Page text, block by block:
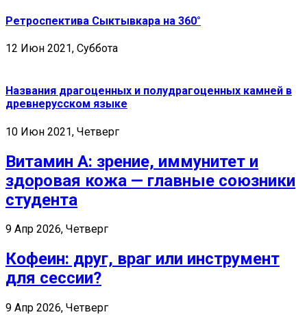
Ретроспектива Сыктывкара на 360°
12 Июн 2021, Суббота
Названия драгоценных и полудрагоценных камней в
древнерусском языке
10 Июн 2021, Четверг
Витамин А: зрение, иммунитет и
здоровая кожа — главные союзники
студента
9 Апр 2026, Четверг
Кофеин: друг, враг или инструмент
для сессии?
9 Апр 2026, Четверг